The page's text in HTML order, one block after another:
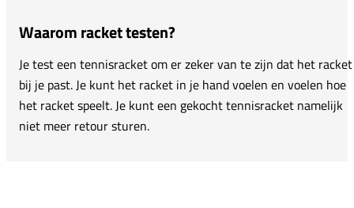
Waarom racket testen?
Je test een tennisracket om er zeker van te zijn dat het racket
bij je past. Je kunt het racket in je hand voelen en voelen hoe
het racket speelt. Je kunt een gekocht tennisracket namelijk
niet meer retour sturen.